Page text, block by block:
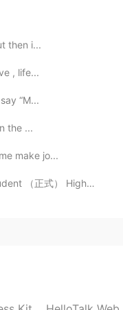
2020.02.22 07:41
2020.02.22 07:26
then i...
, life...
“M...
the ...
make jo...
（正常） Whiz...